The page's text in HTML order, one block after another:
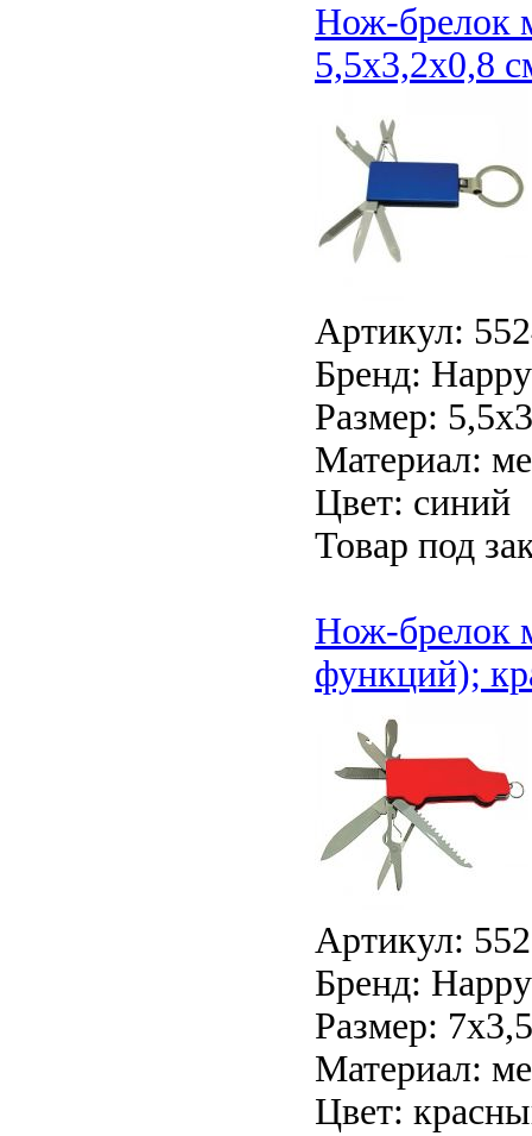
Нож-брелок
5,5х3,2х0,8
Артикул:
Бренд:
Размер:
Материал:
Цвет: синий
Товар под
Нож-брелок
функций);
Артикул:
Бренд:
Размер:
Материал:
Цвет: